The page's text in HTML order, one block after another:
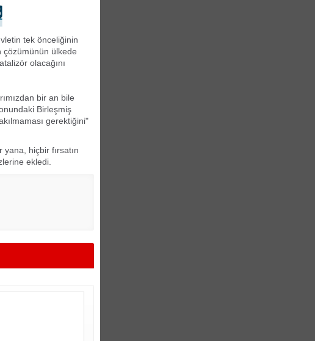
tek önceliğinin
çözümünün ülkede
olacağını
bir an bile
Birleşmiş
gerektiğini"
hiçbir fırsatın
ekledi.